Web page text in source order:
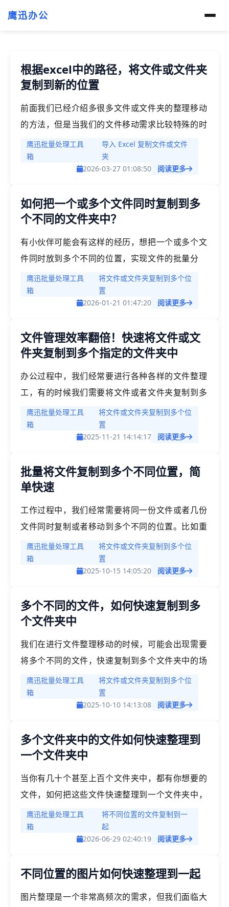
鹰迅办公
根据excel中的路径，将文件或文件夹
复制到新的位置
前面我们已经介绍多很多文件或文件夹的整理移动
的方法，但是当我们的文件移动需求比较特殊的时
候，可能用某一个功能很难实现我们的需求，例
如，我们要将大量不同位置的文件复制到多个不同
位置、同时将大量的文件和文件夹分别整理到多个
天我们就一起来探讨这种难以用某一个功能搞定的
时候，该怎么办呢？
鹰迅批量处理工具
箱
导入 Excel 复制文件或文件
夹
2026-03-27 01:08:50
阅读更多
如何把一个或多个文件同时复制到多
个不同的文件夹中？
有小伙伴可能会有这样的经历，想把一个或多个文
件同时放到多个不同的位置，实现文件的批量分
发，可是又不懂编程，自己没办法用脚本来实现，
我一个个手动的复又十分的麻烦，有什么其他的快
速处理的办法吗？
鹰迅批量处理工具
箱
将文件或文件夹复制到多个位
置
2026-01-21 01:47:20
阅读更多
文件管理效率翻倍！快速将文件或文
件夹复制到多个指定的文件夹中
办公过程中，我们经常要进行各种各样的文件整理
工，有的时候我们需要将文件或者文件夹复制到多
个不同的文件夹中。手动处理往往费时费力，而且
还容易出错，让神经紧绷。如果我们自己不懂写脚
本代码的话，有什么快速的处理办法吗？
鹰迅批量处理工具
箱
将文件或文件夹复制到多个位
置
2025-11-21 14:14:17
阅读更多
批量将文件复制到多个不同位置，简
单快速
工作过程中，我们经常需要将同一份文件或者几份
文件同时复制或者移动到多个不同的位置。比如重
要的文件备份到多个不同的文件夹，项目说明文件
分发到不同的项目文件夹中等等，如何快速进行文
件批量复制呢？善于使用批量处理，可以大大提高
我们的身心更加愉悦。
鹰迅批量处理工具
箱
将文件或文件夹复制到多个位
置
2025-10-15 14:05:20
阅读更多
多个不同的文件，如何快速复制到多
个文件夹中
我们在进行文件整理移动的时候，可能会出现需要
将多个不同的文件，快速复制到多个文件夹中的场
景。如果一个个手动的复制会十分的麻烦，而且短
时间内根本完成不了这个操作。除了自己写脚本，
我们还可以借助一些好用的办公软件，来帮助我们
夹中。
鹰迅批量处理工具
箱
将文件或文件夹复制到多个位
置
2025-10-10 14:13:08
阅读更多
多个文件夹中的文件如何快速整理到
一个文件夹中
当你有几十个甚至上百个文件夹中，都有你想要的
文件，如何把这些文件快速整理到一个文件夹中，
快速进行文件的分类整理。
鹰迅批量处理工具
箱
将不同位置的文件复制到一
起
2026-06-29 02:40:19
阅读更多
不同位置的图片如何快速整理到一起
图片整理是一个非常高频次的需求，但我们面临大